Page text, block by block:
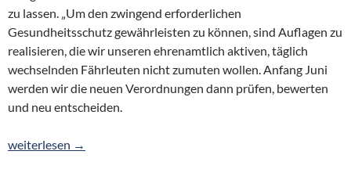
zu lassen. „Um den zwingend erforderlichen
Gesundheitsschutz gewährleisten zu können, sind Auflagen zu
realisieren, die wir unseren ehrenamtlich aktiven, täglich
wechselnden Fährleuten nicht zumuten wollen. Anfang Juni
werden wir die neuen Verordnungen dann prüfen, bewerten
und neu entscheiden.
Kein Fährbetrieb – Notbetrieb wäre wie Fluss ohne Wasser
weiterlesen →